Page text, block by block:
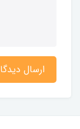
ارسال